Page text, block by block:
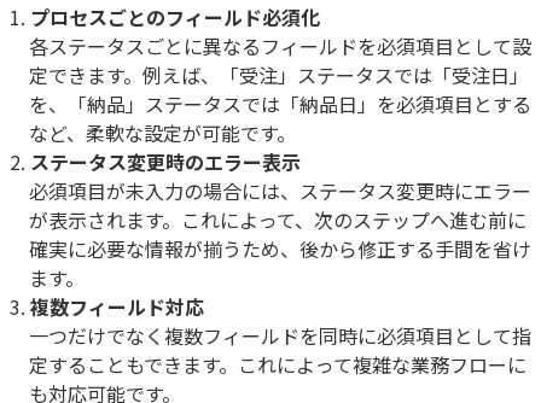
プロセスごとのフィールド必須化
各ステータスごとに異なるフィールドを必須項目として設
定できます。例えば、「受注」ステータスでは「受注日」
を、「納品」ステータスでは「納品日」を必須項目とする
など、柔軟な設定が可能です。
ステータス変更時のエラー表示
必須項目が未入力の場合には、ステータス変更時にエラー
が表示されます。これによって、次のステップへ進む前に
確実に必要な情報が揃うため、後から修正する手間を省け
ます。
複数フィールド対応
一つだけでなく複数フィールドを同時に必須項目として指
定することもできます。これによって複雑な業務フローに
も対応可能です。